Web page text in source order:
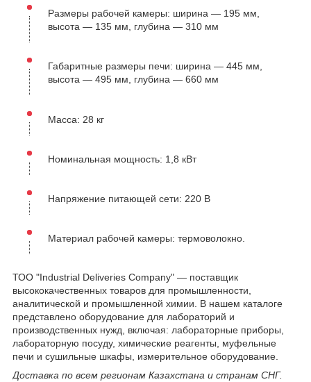
Размеры рабочей камеры: ширина — 195 мм,
высота — 135 мм, глубина — 310 мм
Габаритные размеры печи: ширина — 445 мм,
высота — 495 мм, глубина — 660 мм
Масса: 28 кг
Номинальная мощность: 1,8 кВт
Напряжение питающей сети: 220 В
Материал рабочей камеры: термоволокно.
ТОО "Industrial Deliveries Company" — поставщик
высококачественных товаров для промышленности,
аналитической и промышленной химии. В нашем каталоге
представлено оборудование для лабораторий и
производственных нужд, включая: лабораторные приборы,
лабораторную посуду, химические реагенты, муфельные
печи и сушильные шкафы, измерительное оборудование.
Доставка по всем регионам Казахстана и странам СНГ.